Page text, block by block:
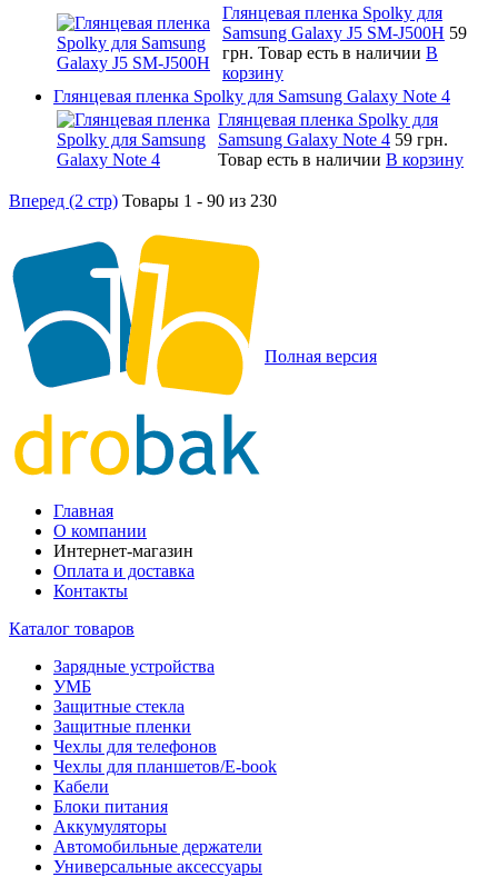
Глянцевая пленка Spolky для
Samsung Galaxy J5 SM-J500H 59
грн. Товар есть в наличии В
корзину
Глянцевая пленка Spolky для Samsung Galaxy Note 4
Глянцевая пленка Spolky для
Samsung Galaxy Note 4 59 грн.
Товар есть в наличии В корзину
Вперед (2 стр) Товары 1 - 90 из 230
Полная версия
Главная
О компании
Интернет-магазин
Оплата и доставка
Контакты
Каталог товаров
Зарядные устройства
УМБ
Защитные стекла
Защитные пленки
Чехлы для телефонов
Чехлы для планшетов/E-book
Кабели
Блоки питания
Аккумуляторы
Автомобильные держатели
Универсальные аксессуары